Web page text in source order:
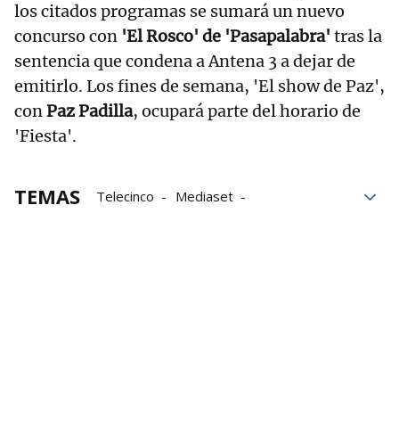
los citados programas se sumará un nuevo
concurso con 'El Rosco' de 'Pasapalabra' tras la
sentencia que condena a Antena 3 a dejar de
emitirlo. Los fines de semana, 'El show de Paz',
conPaz Padilla, ocupará parte del horario de
'Fiesta'.
TEMAS Telecinco
Mediaset